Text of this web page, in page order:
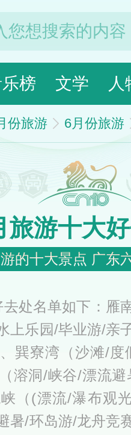
榜 文学 人
份旅游 6月份旅游
旅游十大
的十大景点 广东
处名单如下：雁
上乐园/毕业游/亲
巽寮湾（沙滩/
溶洞/峡谷/漂流
（(漂流/瀑布观
暑/环岛游/龙舟竞